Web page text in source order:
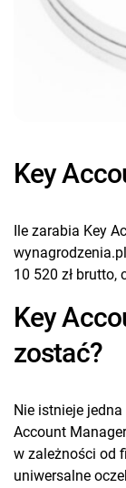
Key
Ile zarabia Key
10 520 zł brutto,
Key
zostać?
Nie istnieje
Account
w zależności od
uniwersalne